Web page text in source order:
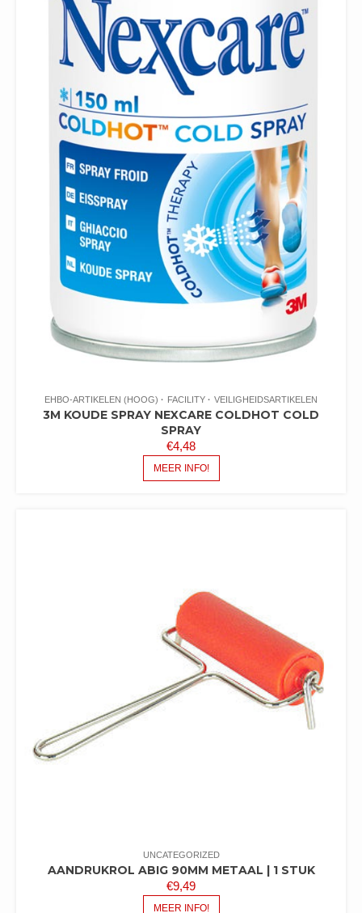
EHBO-ARTIKELEN (HOOG) FACILITY VEILIGHEIDSARTIKELEN
3M KOUDE SPRAY NEXCARE COLDHOT COLD
SPRAY
€4,48
MEER INFO!
UNCATEGORIZED
AANDRUKROL ABIG 90MM METAAL | 1 STUK
€9,49
MEER INFO!